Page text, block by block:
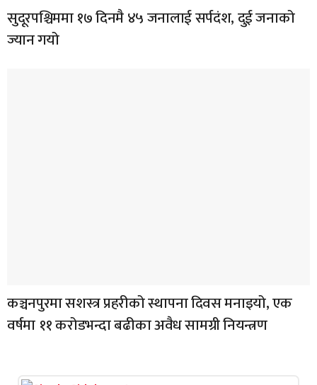
सुदूरपश्चिममा १७ दिनमै ४५ जनालाई सर्पदंश, दुई जनाको
ज्यान गयो
कञ्चनपुरमा सशस्त्र प्रहरीको स्थापना दिवस मनाइयो, एक
वर्षमा ११ करोडभन्दा बढीका अवैध सामग्री नियन्त्रण